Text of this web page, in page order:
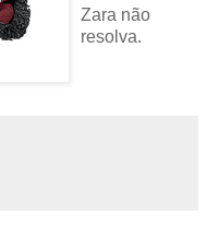
Zara não
resolva.